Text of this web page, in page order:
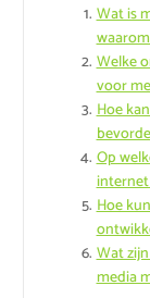
Wat is
Welke
voor
Hoe
Op
Hoe
Wat
media